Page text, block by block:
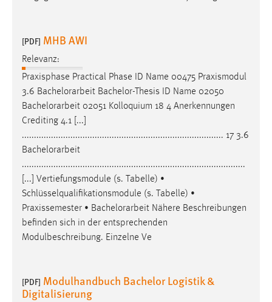
[PDF] MHB AWI
Relevanz:
Praxisphase Practical Phase ID Name 00475 Praxismodul
3.6 Bachelorarbeit Bachelor-Thesis ID Name 02050
Bachelorarbeit 02051 Kolloquium 18 4 Anerkennungen
Crediting 4.1 [...]
................................................................................... 17 3.6
Bachelorarbeit
............................................................................................
[...] Vertiefungsmodule (s. Tabelle) •
Schlüsselqualifikationsmodule (s. Tabelle) •
Praxissemester • Bachelorarbeit Nähere Beschreibungen
befinden sich in der entsprechenden
Modulbeschreibung. Einzelne Ve
[PDF] Modulhandbuch Bachelor Logistik &
Digitalisierung
Plattformen anzeigen zu können, werden von diesen
YouTube
Vimeo